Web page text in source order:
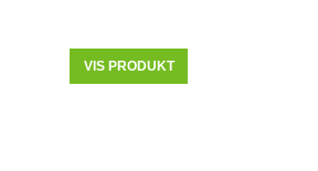
VIS PRODUKT